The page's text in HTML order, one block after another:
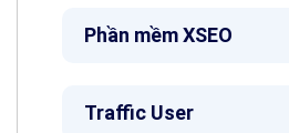
Phần mềm XSEO
Traffic User